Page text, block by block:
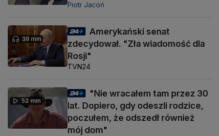
Piotr Jacoń
38 min
Amerykański senat
zdecydował. "Zła wiadomość dla
Rosji"
TVN24
52 min
"Nie wracałem tam przez 30
lat. Dopiero, gdy odeszli rodzice,
poczułem, że odszedł również
mój dom"